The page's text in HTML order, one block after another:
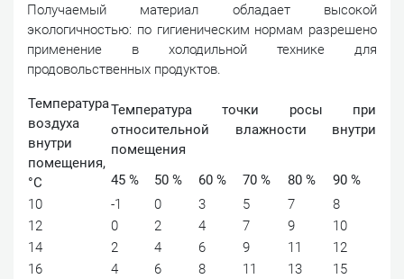
Получаемый материал обладает высокой
экологичностью: по гигиеническим нормам разрешено
применение в холодильной технике для
продовольственных продуктов.
Температура
воздуха
внутри
помещения,
°С
Температура точки росы при
относительной влажности внутри
помещения
45 %
50 % 60 % 70 % 80 %
90 %
10
-1 0 3 5 7
8
12
0 2 4 7 9
10
14
2 4 6 9 11
12
16
4 6 8 11 13
15